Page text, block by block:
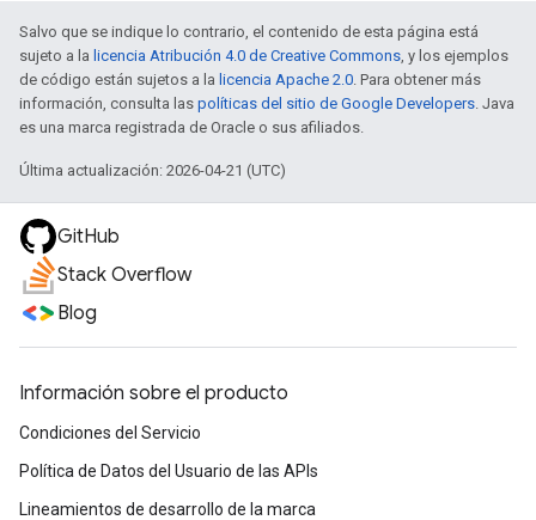
Salvo que se indique lo contrario, el contenido de esta página está
sujeto a la licencia Atribución 4.0 de Creative Commons, y los ejemplos
de código están sujetos a la licencia Apache 2.0. Para obtener más
información, consulta las políticas del sitio de Google Developers. Java
es una marca registrada de Oracle o sus afiliados.
Última actualización: 2026-04-21 (UTC)
GitHub
Stack Overflow
Blog
Información sobre el producto
Condiciones del Servicio
Política de Datos del Usuario de las APIs
Lineamientos de desarrollo de la marca